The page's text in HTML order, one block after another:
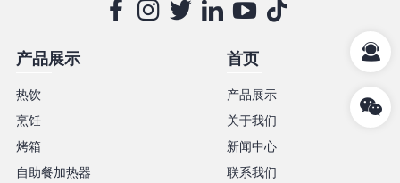
产品展示
热饮
烹饪
烤箱
自助餐加热器
首页
产品展示
关于我们
新闻中心
联系我们